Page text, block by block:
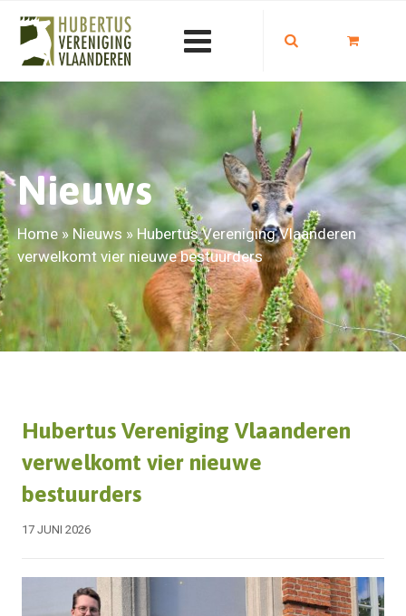
Nieuws
Home» Nieuws » Hubertus Vereniging Vlaanderen
verwelkomt vier nieuwe bestuurders
Hubertus Vereniging Vlaanderen
verwelkomt vier nieuwe
bestuurders
17 JUNI 2026